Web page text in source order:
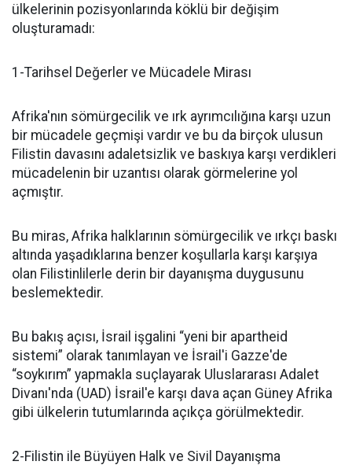
ülkelerinin pozisyonlarında köklü bir değişim
oluşturamadı:
1-Tarihsel Değerler ve Mücadele Mirası
Afrika'nın sömürgecilik ve ırk ayrımcılığına karşı uzun
bir mücadele geçmişi vardır ve bu da birçok ulusun
Filistin davasını adaletsizlik ve baskıya karşı verdikleri
mücadelenin bir uzantısı olarak görmelerine yol
açmıştır.
Bu miras, Afrika halklarının sömürgecilik ve ırkçı baskı
altında yaşadıklarına benzer koşullarla karşı karşıya
olan Filistinlilerle derin bir dayanışma duygusunu
beslemektedir.
Bu bakış açısı, İsrail işgalini “yeni bir apartheid
sistemi” olarak tanımlayan ve İsrail'i Gazze'de
“soykırım” yapmakla suçlayarak Uluslararası Adalet
Divanı'nda (UAD) İsrail'e karşı dava açan Güney Afrika
gibi ülkelerin tutumlarında açıkça görülmektedir.
2-Filistin ile Büyüyen Halk ve Sivil Dayanışma